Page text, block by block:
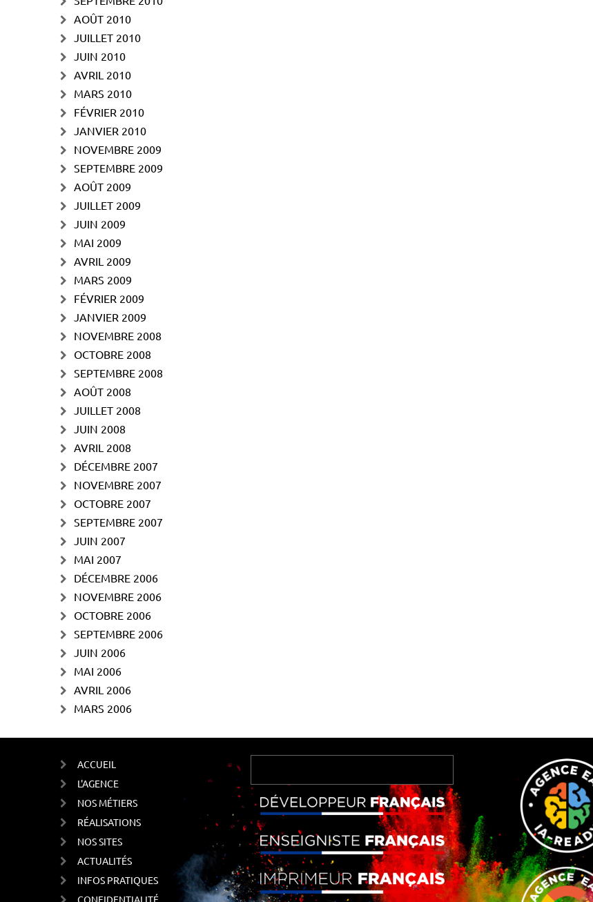
AOÛT 2010
JUILLET 2010
JUIN 2010
AVRIL 2010
MARS 2010
FÉVRIER 2010
JANVIER 2010
NOVEMBRE 2009
SEPTEMBRE 2009
AOÛT 2009
JUILLET 2009
JUIN 2009
MAI 2009
AVRIL 2009
MARS 2009
FÉVRIER 2009
JANVIER 2009
NOVEMBRE 2008
OCTOBRE 2008
SEPTEMBRE 2008
AOÛT 2008
JUILLET 2008
JUIN 2008
AVRIL 2008
DÉCEMBRE 2007
NOVEMBRE 2007
OCTOBRE 2007
SEPTEMBRE 2007
JUIN 2007
MAI 2007
DÉCEMBRE 2006
NOVEMBRE 2006
OCTOBRE 2006
SEPTEMBRE 2006
JUIN 2006
MAI 2006
AVRIL 2006
MARS 2006
ACCUEIL
L'AGENCE
NOS MÉTIERS
RÉALISATIONS
NOS SITES
ACTUALITÉS
INFOS PRATIQUES
CONFIDENTIALITÉ